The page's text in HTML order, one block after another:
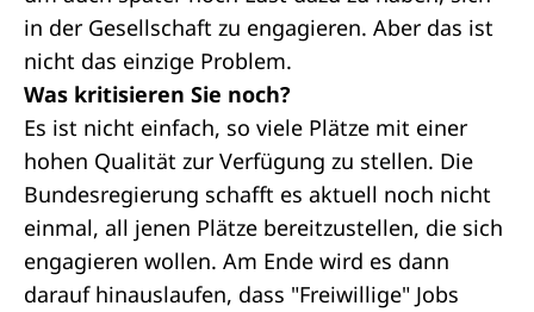
in der Gesellschaft zu engagieren. Aber das ist
nicht das einzige Problem.
Was kritisieren Sie noch?
Es ist nicht einfach, so viele Plätze mit einer
hohen Qualität zur Verfügung zu stellen. Die
Bundesregierung schafft es aktuell noch nicht
einmal, all jenen Plätze bereitzustellen, die sich
engagieren wollen. Am Ende wird es dann
darauf hinauslaufen, dass "Freiwillige" Jobs